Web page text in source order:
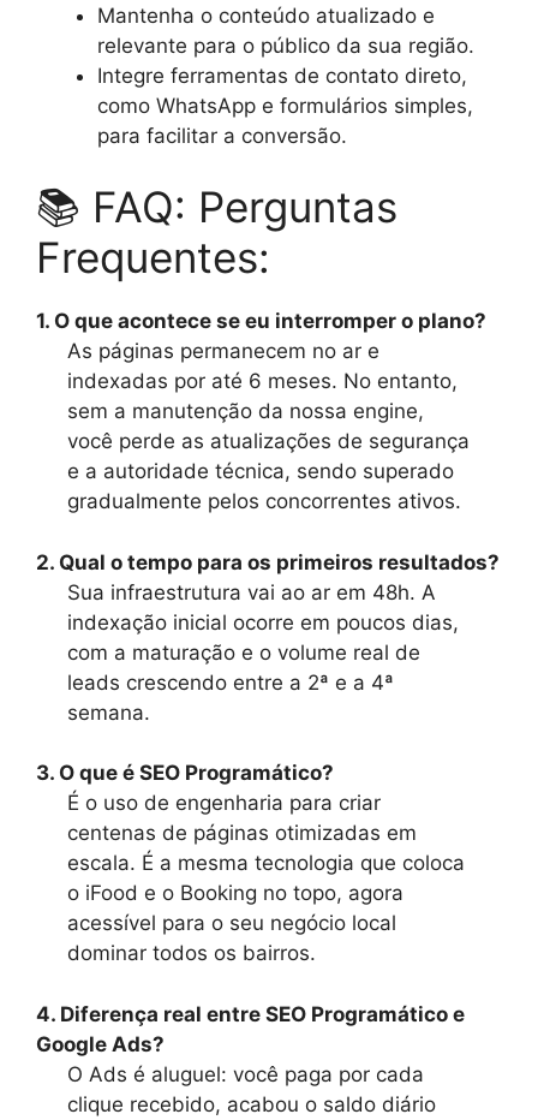
Mantenha o conteúdo atualizado e
relevante para o público da sua região.
Integre ferramentas de contato direto,
como WhatsApp e formulários simples,
para facilitar a conversão.
📚 FAQ: Perguntas
Frequentes:
1. O que acontece se eu interromper o plano?
As páginas permanecem no ar e
indexadas por até 6 meses. No entanto,
sem a manutenção da nossa engine,
você perde as atualizações de segurança
e a autoridade técnica, sendo superado
gradualmente pelos concorrentes ativos.
2. Qual o tempo para os primeiros resultados?
Sua infraestrutura vai ao ar em 48h. A
indexação inicial ocorre em poucos dias,
com a maturação e o volume real de
leads crescendo entre a 2ª e a 4ª
semana.
3. O que é SEO Programático?
É o uso de engenharia para criar
centenas de páginas otimizadas em
escala. É a mesma tecnologia que coloca
o iFood e o Booking no topo, agora
acessível para o seu negócio local
dominar todos os bairros.
4. Diferença real entre SEO Programático e
Google Ads?
O Ads é aluguel: você paga por cada
clique recebido, acabou o saldo diário